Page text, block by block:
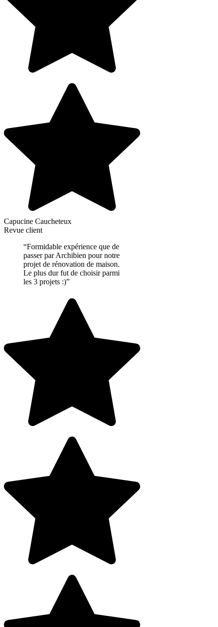
Capucine Caucheteux
Revue client
“Formidable expérience que de
passer par Archibien pour notre
projet de rénovation de maison.
Le plus dur fut de choisir parmi
les 3 projets :)”